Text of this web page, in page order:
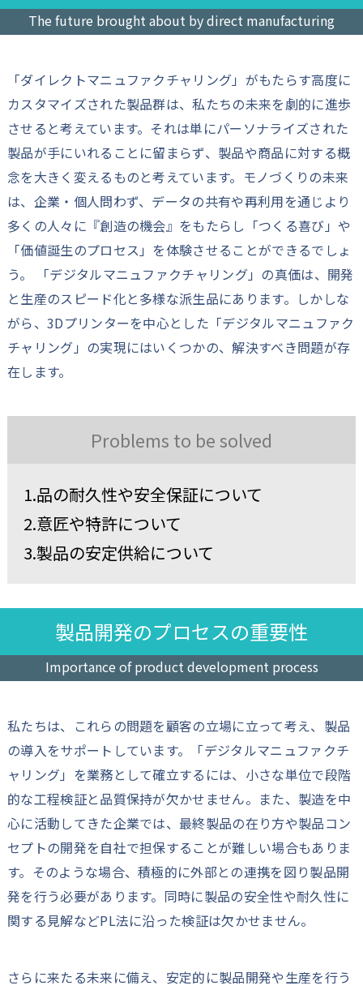
The future brought about by direct manufacturing
「ダイレクトマニュファクチャリング」がもたらす高度に
カスタマイズされた製品群は、私たちの未来を劇的に進歩
させると考えています。それは単にパーソナライズされた
製品が手にいれることに留まらず、製品や商品に対する概
念を大きく変えるものと考えています。モノづくりの未来
は、企業・個人問わず、データの共有や再利用を通じより
多くの人々に『創造の機会』をもたらし「つくる喜び」や
「価値誕生のプロセス」を体験させることができるでしょ
う。 「デジタルマニュファクチャリング」の真価は、開発
と生産のスピード化と多様な派生品にあります。しかしな
がら、3Dプリンターを中心とした「デジタルマニュファク
チャリング」の実現にはいくつかの、解決すべき問題が存
在します。
Problems to be solved
1.品の耐久性や安全保証について
2.意匠や特許について
3.製品の安定供給について
製品開発のプロセスの重要性
Importance of product development process
私たちは、これらの問題を顧客の立場に立って考え、製品
の導入をサポートしています。「デジタルマニュファクチ
ャリング」を業務として確立するには、小さな単位で段階
的な工程検証と品質保持が欠かせません。また、製造を中
心に活動してきた企業では、最終製品の在り方や製品コン
セプトの開発を自社で担保することが難しい場合もありま
す。そのような場合、積極的に外部との連携を図り製品開
発を行う必要があります。同時に製品の安全性や耐久性に
関する見解などPL法に沿った検証は欠かせません。
さらに来たる未来に備え、安定的に製品開発や生産を行う